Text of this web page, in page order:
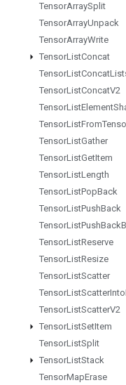
TensorArraySplit
TensorArrayUnpack
TensorArrayWrite
TensorListConcat
TensorListConcat
TensorListConcatV2
TensorListElement
TensorListFrom
TensorListGather
TensorListGetItem
TensorListLength
TensorListPopBack
TensorListPushBack
TensorListPushBack
TensorListReserve
TensorListResize
TensorListScatter
TensorListScatterInto
TensorListScatterV2
TensorListSetItem
TensorListSplit
TensorListStack
TensorMapErase